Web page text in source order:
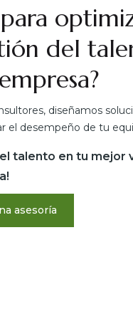
del
diseñamos
el desempeño de tu
talento en tu mejor
asesoría